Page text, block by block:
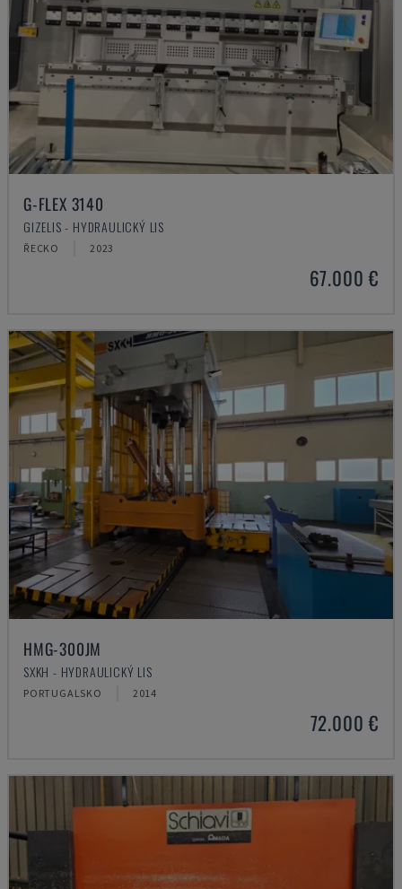
G-FLEX 3140
GIZELIS - HYDRAULICKÝ LIS
ŘECKO 2023
67.000 €
HMG-300JM
SXKH - HYDRAULICKÝ LIS
PORTUGALSKO 2014
72.000 €